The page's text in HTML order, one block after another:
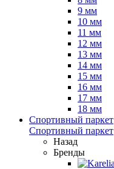
9 мм
10 мм
11 мм
12 мм
13 мм
14 мм
15 мм
16 мм
17 мм
18 мм
Спортивный паркет
Спортивный паркет
Назад
Бренды